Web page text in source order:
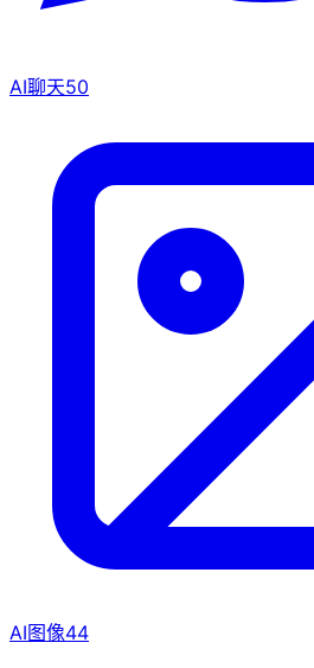
AI聊天50
AI图像44